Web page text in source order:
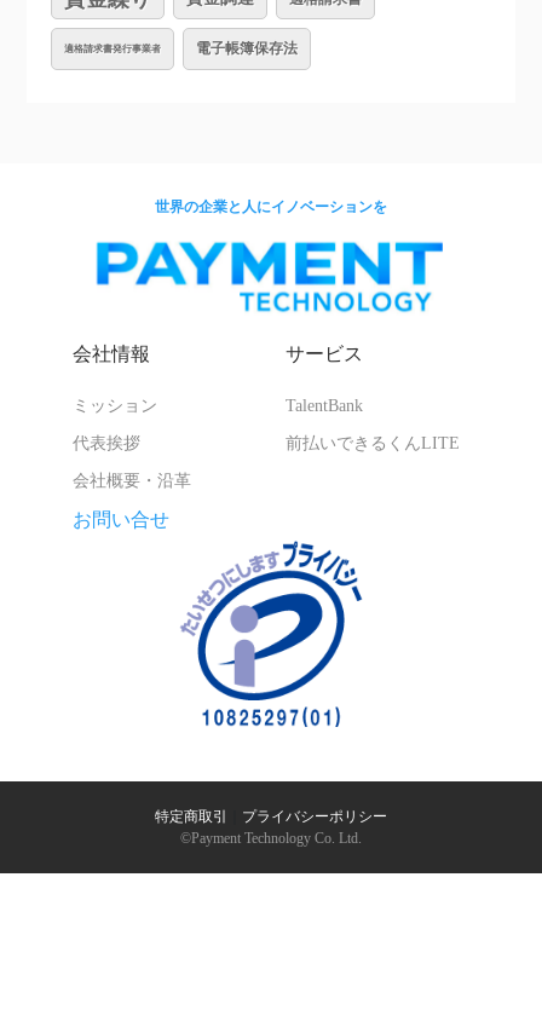
適格請求書発行事業者 電子帳簿保存法
世界の企業と人にイノベーションを
会社情報
ミッション
代表挨拶
会社概要・沿革
サービス
TalentBank
前払いできるくんLITE
お問い合せ
特定商取引
プライバシーポリシー
©︎Payment Technology Co. Ltd.